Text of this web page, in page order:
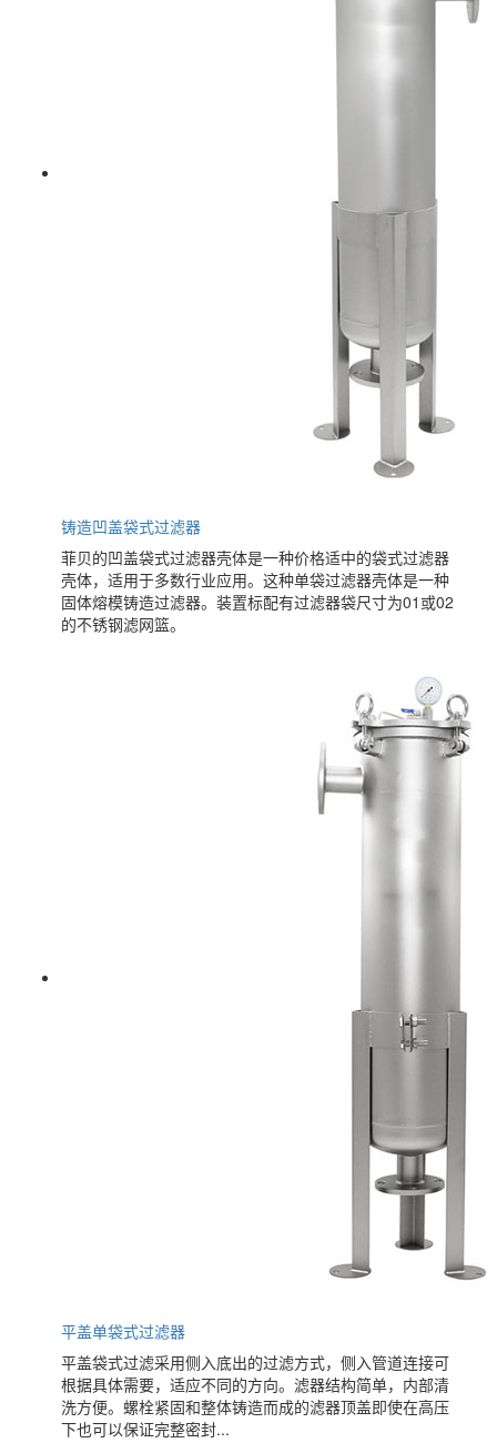
铸造凹盖袋式过滤器
菲贝的凹盖袋式过滤器壳体是一种价格适中的袋式过滤器
壳体，适用于多数行业应用。这种单袋过滤器壳体是一种
固体熔模铸造过滤器。装置标配有过滤器袋尺寸为01或02
的不锈钢滤网篮。
平盖单袋式过滤器
平盖袋式过滤采用侧入底出的过滤方式，侧入管道连接可
根据具体需要，适应不同的方向。滤器结构简单，内部清
洗方便。螺栓紧固和整体铸造而成的滤器顶盖即使在高压
下也可以保证完整密封...